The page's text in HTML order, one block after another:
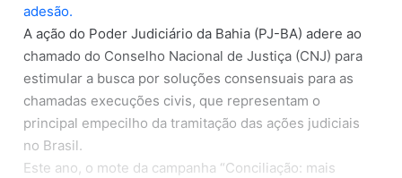
adesão.
A ação do Poder Judiciário da Bahia (PJ-BA) adere ao
chamado do Conselho Nacional de Justiça (CNJ) para
estimular a busca por soluções consensuais para as
chamadas execuções civis, que representam o
principal empecilho da tramitação das ações judiciais
no Brasil.
Este ano, o mote da campanha “Conciliação: mais